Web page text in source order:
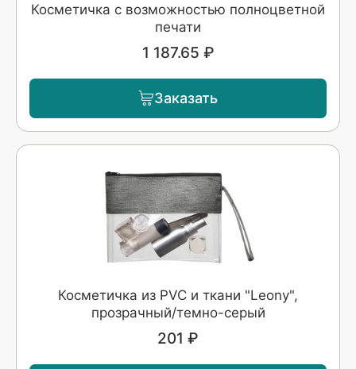
Косметичка с возможностью полноцветной
печати
1 187.65 ₽
Заказать
Косметичка из PVC и ткани "Leony",
прозрачный/темно-серый
201 ₽